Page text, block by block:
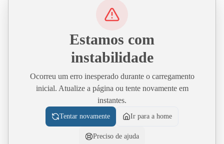
Estamos com
instabilidade
Ocorreu um erro inesperado durante o carregamento
inicial. Atualize a página ou tente novamente em
instantes.
Tentar novamente Ir para a home
Preciso de ajuda